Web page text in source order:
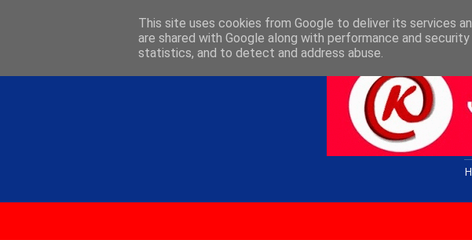
This site uses cookies from Google to deliver its services
are shared with Google along with performance and
statistics, and to detect and address abuse.